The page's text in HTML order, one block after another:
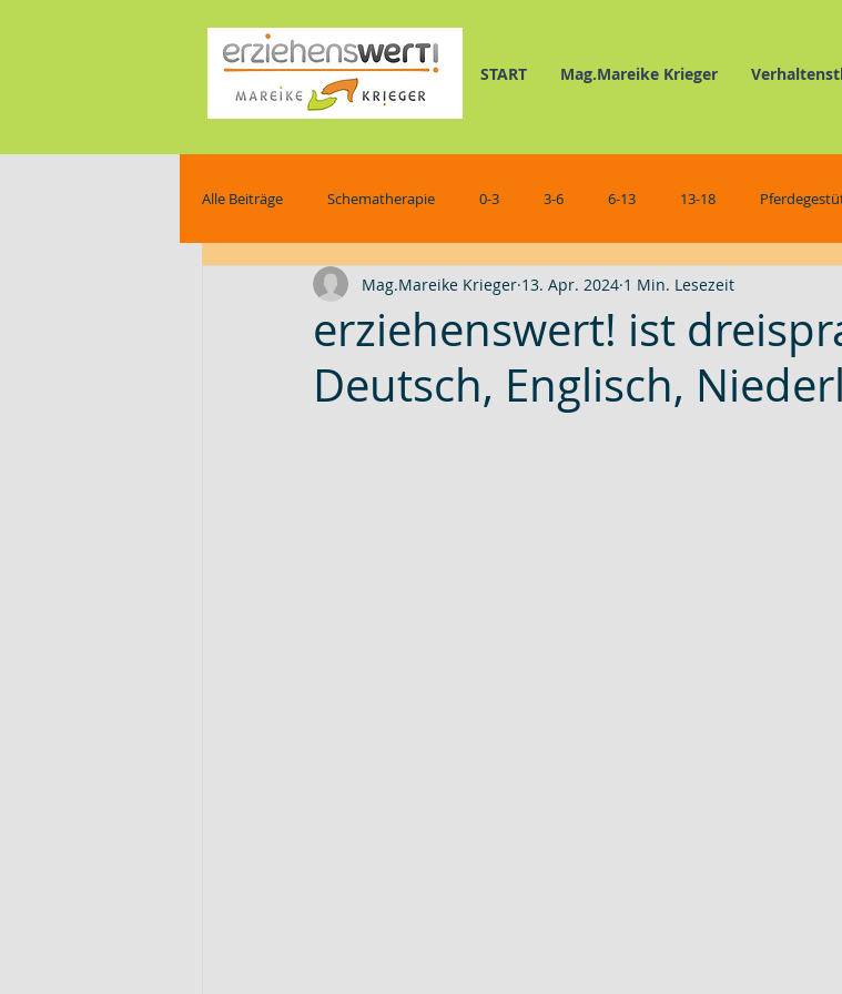
START Mag.Mareike Krieger
Alle Beiträge Schematherapie 0-3 3-6 6-13 13-18
pferdegestützte Schematherapie Verhaltenstherapie Pferdegestützte
Wissenswertes
erziehenswert! ist
Deutsch, Englisch,
Mag.Mareike Krieger 13. Apr. 2024 1 Min. Lesezeit